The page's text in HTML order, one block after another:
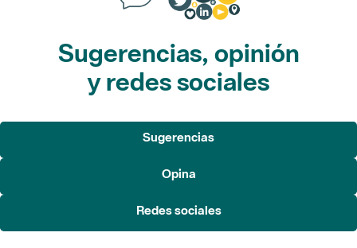
Sugerencias, opinión
y redes sociales
Sugerencias
Opina
Redes sociales